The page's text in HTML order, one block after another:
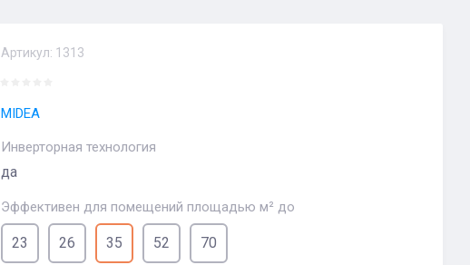
Артикул: 1313
MIDEA
Инверторная технология
да
Эффективен для помещений площадью м² до
23 26 35 52 70